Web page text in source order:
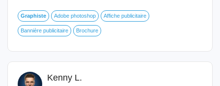
Graphiste Adobe photoshop Affiche publicitaire
Bannière publicitaire Brochure
Kenny L.